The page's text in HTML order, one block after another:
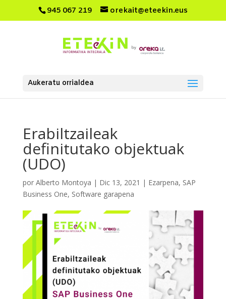
945 067 219 orekait@eteekin.eus
Aukeratu orrialdea
Erabiltzaileak
definitutako objektuak
(UDO)
por Alberto Montoya | Dic 13, 2021 | Ezarpena, SAP
Business One, Software garapena